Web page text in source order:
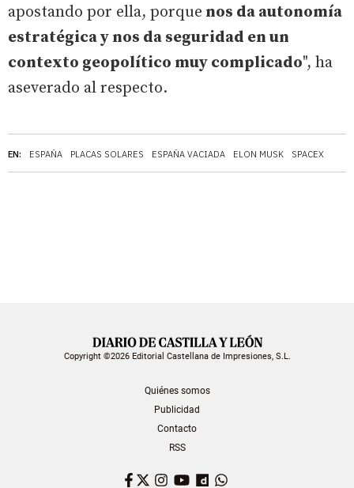
EN: ESPAÑA PLACAS SOLARES ESPAÑA VACIADA ELON MUSK SPACEX
apostando por ella, porque nos da autonomía
estratégica y nos da seguridad en un
contexto geopolítico muy complicado", ha
aseverado al respecto.
Copyright ©2026 Editorial Castellana de Impresiones, S.L.
Quiénes somos
Publicidad
Contacto
RSS
Facebook
TwitterInstagram
YouTubeDailymotion